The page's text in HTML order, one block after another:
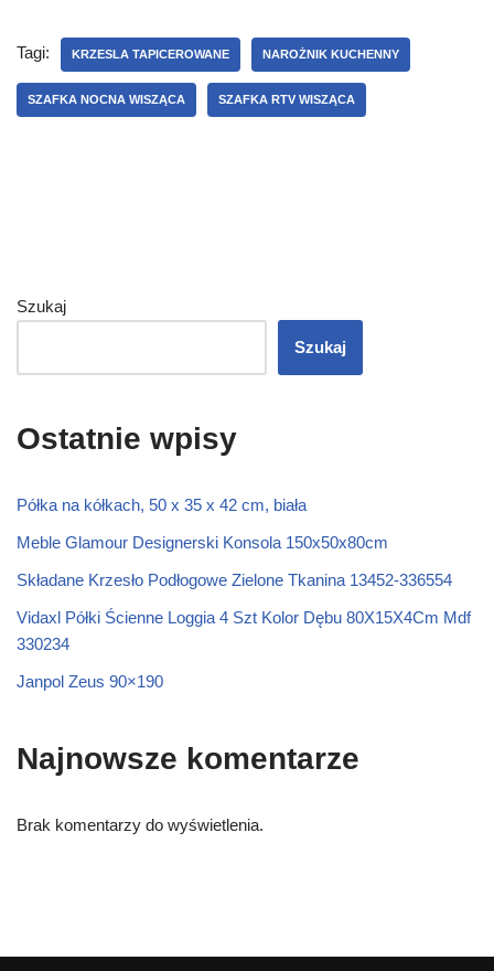
Tagi: KRZESLA TAPICEROWANE NAROŻNIK KUCHENNY
SZAFKA NOCNA WISZĄCA SZAFKA RTV WISZĄCA
Szukaj
Szukaj
Ostatnie wpisy
Półka na kółkach, 50 x 35 x 42 cm, biała
Meble Glamour Designerski Konsola 150x50x80cm
Składane Krzesło Podłogowe Zielone Tkanina 13452-336554
Vidaxl Półki Ścienne Loggia 4 Szt Kolor Dębu 80X15X4Cm Mdf
330234
Janpol Zeus 90×190
Najnowsze komentarze
Brak komentarzy do wyświetlenia.